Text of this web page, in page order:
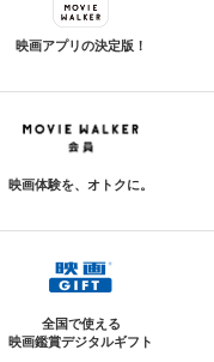
映画アプリの決定版！
映画体験を、オトクに。
全国で使える
映画鑑賞デジタルギフト